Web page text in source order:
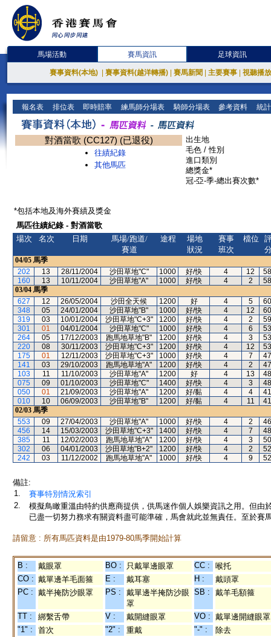
馬場活動 賽馬資訊 足球資訊
賽事資料(本地) 賽事資料(越洋轉播) 賽馬新聞 主要賽事 視聽播
報名表 排位表 即時賠率 練馬師分場表 騎師分場表 參考資料 統
對酒當歌 (CC127) (已退役)
往績紀錄
其他馬匹
出生地
毛色 / 性別
進口類別
總獎金*
冠-亞-季-總出賽次數*
*包括本地及海外賽績及獎金
馬匹往績紀錄 - 對酒當歌
場次
名次 日期
馬場/跑道/
賽道
途程
場地
狀況
賽事
班次
檔位
04/05 馬季
202
13 28/11/2004 沙田草地"C" 1000 好/快 4 12
58
160
13 10/11/2004 沙田草地"A" 1000 好/快 4 2
58
03/04 馬季
627
12 26/05/2004 沙田全天候 1200 好 4 5
60
348
05 24/01/2004 沙田草地"B" 1000 好/快 4 12
60
319
03 10/01/2004 沙田草地"C+3" 1200 好/快 4 2
59
301
01 04/01/2004 沙田草地"C" 1000 好/快 4 6
53
264
05 17/12/2003 跑馬地草地"B" 1200 好/快 4 3
53
220
08 30/11/2003 沙田草地"C+3" 1200 好/快 4 12
53
175
01 12/11/2003 沙田草地"C+3" 1000 好/快 4 7
47
141
03 29/10/2003 跑馬地草地"A" 1200 好/快 4 2
47
103
11 11/10/2003 沙田草地"A" 1200 好 4 13
48
075
09 01/10/2003 沙田草地"C" 1400 好/快 4 3
48
050
01 21/09/2003 沙田草地"A" 1200 好/黏 4 4
41
010
10 06/09/2003 沙田草地"B" 1200 好/黏 4 11
41
02/03 馬季
553
09 27/04/2003 沙田草地"A" 1000 好/快 4 2
46
456
14 15/03/2003 沙田草地"C+3" 1400 好/快 4 7
48
385
11 12/02/2003 跑馬地草地"A" 1200 好/快 4 3
50
302
06 04/01/2003 沙田草地"B+2" 1200 好/快 4 2
52
242
03 11/12/2002 跑馬地草地"A" 1000 好/快 4 9 52
備註:
1.
賽事特別情況索引
2.
模擬鳥瞰重溫由特約供應商提供，供馬迷作個人娛樂資訊之用。但
已盡一切努力務求有關資料盡可能準確，馬會就此並無責任。至於賽
請留意 : 所有馬匹資料是由1979-80馬季開始計算
B : 戴眼罩 BO : 只戴單邊眼罩 CC :
喉托
CO : 戴單邊羊毛面箍 E : 戴耳塞 H :
戴頭罩
PC : 戴半掩防沙眼罩 PS :
戴單邊半掩防沙眼
罩
SB : 戴羊毛額箍
TT : 綁繫舌帶 V : 戴開縫眼罩 VO : 戴單邊開縫眼罩
"1" :
首次 "2" : 重戴 "-" : 除去